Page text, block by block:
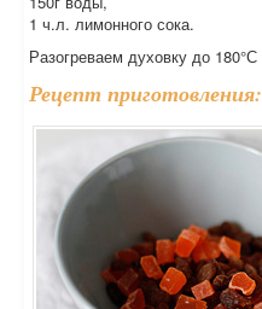
1 ч.л. лимонного сока.
Разогреваем духовку до 180°С
Рецепт приготовления: